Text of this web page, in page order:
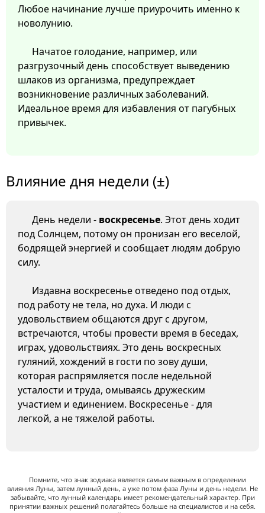
Любое начинание лучше приурочить именно к
новолунию.
Начатое голодание, например, или
разгрузочный день способствует выведению
шлаков из организма, предупреждает
возникновение различных заболеваний.
Идеальное время для избавления от пагубных
привычек.
Влияние дня недели (±)
День недели - воскресенье. Этот день ходит
под Солнцем, потому он пронизан его веселой,
бодрящей энергией и сообщает людям добрую
силу.
Издавна воскресенье отведено под отдых,
под работу не тела, но духа. И люди с
удовольствием общаются друг с другом,
встречаются, чтобы провести время в беседах,
играх, удовольствиях. Это день воскресных
гуляний, хождений в гости по зову души,
которая распрямляется после недельной
усталости и труда, омываясь дружеским
участием и единением. Воскресенье - для
легкой, а не тяжелой работы.
Помните, что знак зодиака является самым важным в определении
влияния Луны, затем лунный день, а уже потом фаза Луны и день недели. Не
забывайте, что лунный календарь имеет рекомендательный характер. При
принятии важных решений полагайтесь больше на специалистов и на себя.